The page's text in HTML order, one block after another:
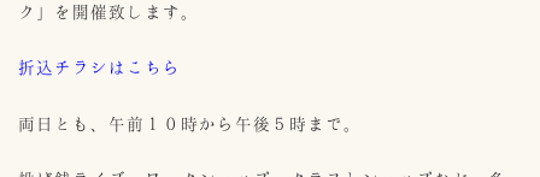
ク」を開催致します。
折込チラシはこちら
両日とも、午前１０時から午後５時まで。